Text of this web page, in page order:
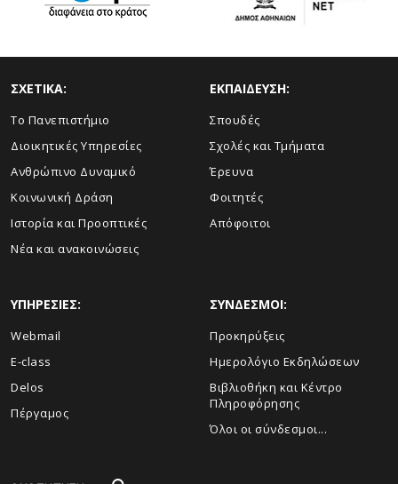
ΣΧΕΤΙΚΑ:
Το Πανεπιστήμιο
Διοικητικές Υπηρεσίες
Ανθρώπινο Δυναμικό
Κοινωνική Δράση
Ιστορία και Προοπτικές
Νέα και ανακοινώσεις
ΕΚΠΑΙΔΕΥΣΗ:
Σπουδές
Σχολές και Τμήματα
Έρευνα
Φοιτητές
Απόφοιτοι
ΥΠΗΡΕΣΙΕΣ:
Webmail
E-class
Delos
Πέργαμος
ΣΥΝΔΕΣΜΟΙ:
Προκηρύξεις
Ημερολόγιο Εκδηλώσεων
Βιβλιοθήκη και Κέντρο
Πληροφόρησης
Όλοι οι σύνδεσμοι...